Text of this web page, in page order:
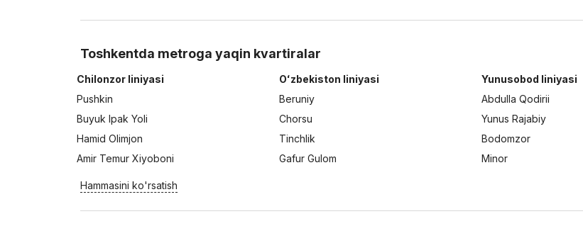
Toshkentda metroga yaqin kvartiralar
Chilonzor liniyasi
Pushkin
Buyuk Ipak Yoli
Hamid Olimjon
Amir Temur Xiyoboni
Oʻzbekiston liniyasi
Beruniy
Chorsu
Tinchlik
Gafur Gulom
Yunusobod liniyasi
Abdulla Qodirii
Yunus Rajabiy
Bodomzor
Minor
Hammasini ko'rsatish